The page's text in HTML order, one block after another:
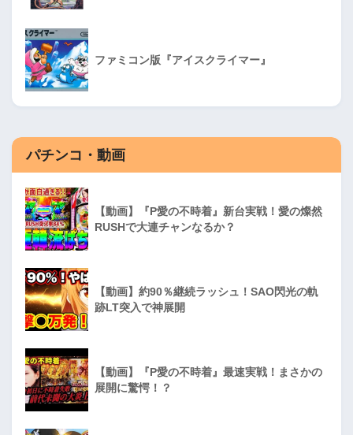
ファミコン版『アイスクライマー』
パチンコ・動画
【動画】『P愛の不時着』新台実戦！愛の燦然
RUSHで大連チャンなるか？
【動画】約90％継続ラッシュ！SAO閃光の軌
跡LT突入で神展開
【動画】『P愛の不時着』最速実戦！まさかの
展開に驚愕！？